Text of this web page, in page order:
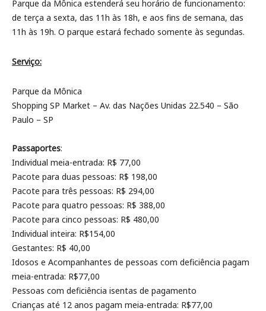
Parque da Mônica estenderá seu horário de funcionamento:
de terça a sexta, das 11h às 18h, e aos fins de semana, das
11h às 19h. O parque estará fechado somente às segundas.
Serviço:
Parque da Mônica
Shopping SP Market – Av. das Nações Unidas 22.540 – São
Paulo – SP
Passaportes:
Individual meia-entrada: R$ 77,00
Pacote para duas pessoas: R$ 198,00
Pacote para três pessoas: R$ 294,00
Pacote para quatro pessoas: R$ 388,00
Pacote para cinco pessoas: R$ 480,00
Individual inteira: R$154,00
Gestantes: R$ 40,00
Idosos e Acompanhantes de pessoas com deficiência pagam
meia-entrada: R$77,00
Pessoas com deficiência isentas de pagamento
Crianças até 12 anos pagam meia-entrada: R$77,00